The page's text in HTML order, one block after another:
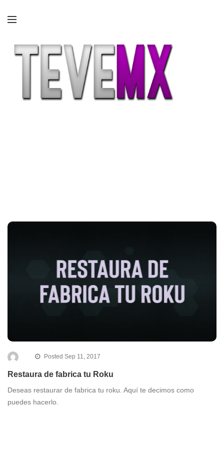
Posted Sep 11, 2017
Restaura de fabrica tu Roku
Deseas restaurar de fabrica tu roku. Aquí te decimos como
puedes hacerlo.